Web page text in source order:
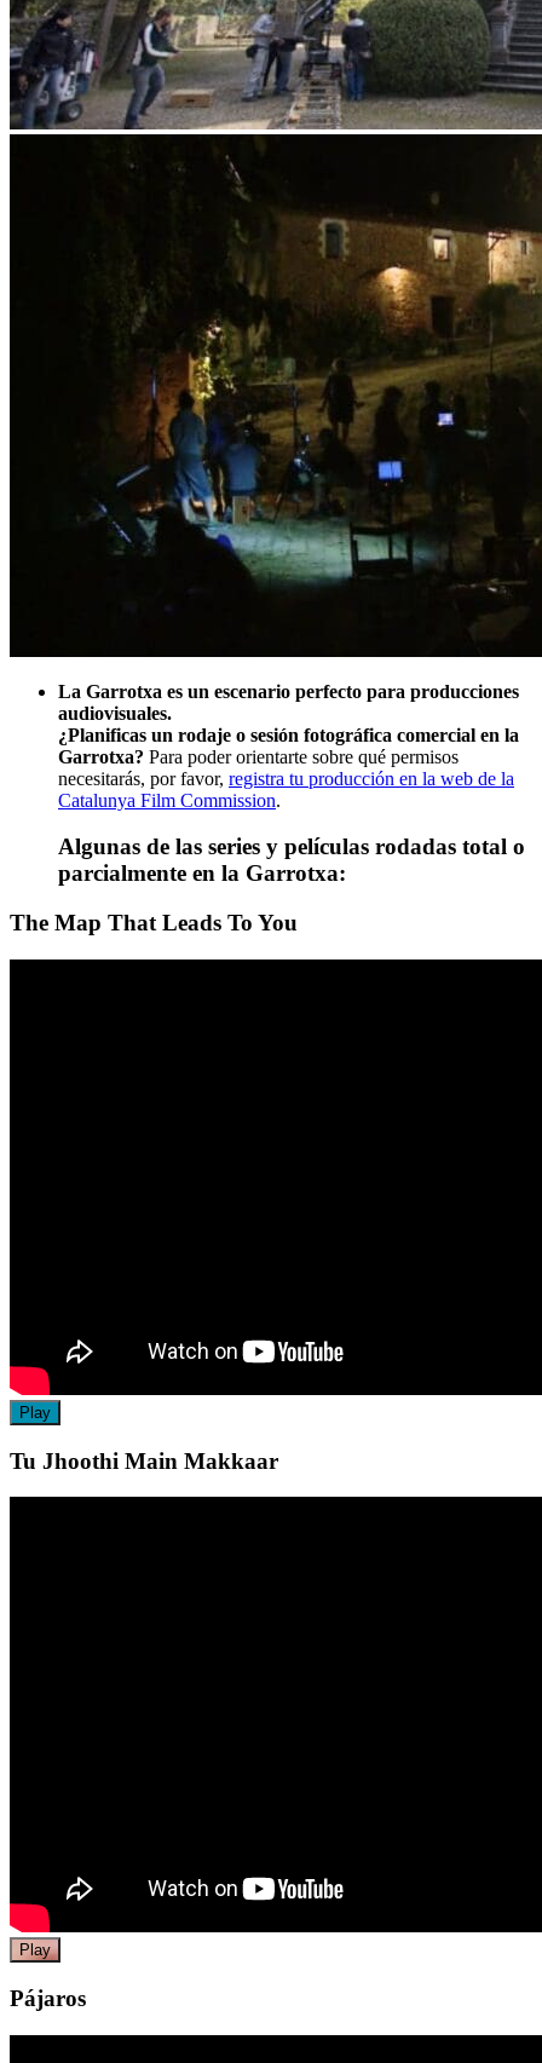
La Garrotxa es un escenario perfecto para producciones
audiovisuales.
¿Planificas un rodaje o sesión fotográfica comercial en la
Garrotxa? Para poder orientarte sobre qué permisos
necesitarás, por favor, registra tu producción en la web de la
Catalunya Film Commission.
Algunas de las series y películas rodadas total o
parcialmente en la Garrotxa:
The Map That Leads To You
Play
Tu Jhoothi Main Makkaar
Play
Pájaros